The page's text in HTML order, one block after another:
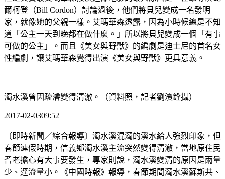
爾柯登（Bill Cordon）討論過後，他們將貝兒變成一名發明
家，就像她的父親一樣。艾瑪華森透露，因為小時候總是不知
道「公主一天到晚都在做什麼。」所以將貝兒變成一個「有事
可做的公主」。而且《美女與野獸》的編劇是迪士尼的首名女
性編劇，讓艾瑪華森覺得出演《美女與野獸》更具意義。
濁水溪曾因疏濬變得清澈。（資料照，記者劉濱銓攝）
2017-02-0309:52
〔即時新聞／綜合報導〕濁水溪混濁的溪水給人強烈印象，但
春節連假時期，信義鄉濁水溪主流突然變得清澈，當地原住民
耆老擔心有大事要發生，專家則說，濁水溪變清的原因是雨量
少、逕流量小。《中國時報》報導，春節期間濁水溪蘇斯共、